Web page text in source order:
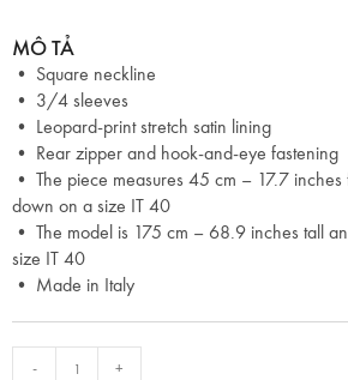
MÔ TẢ
• Square neckline
• 3/4 sleeves
• Leopard-print stretch satin lining
• Rear zipper and hook-and-eye fastening
• The piece measures 45 cm – 17.7 inches
down on a size IT 40
• The model is 175 cm – 68.9 inches tall
size IT 40
• Made in Italy
- +